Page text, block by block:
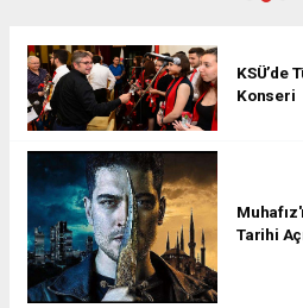
KSÜ’de
Konseri
Tarihi